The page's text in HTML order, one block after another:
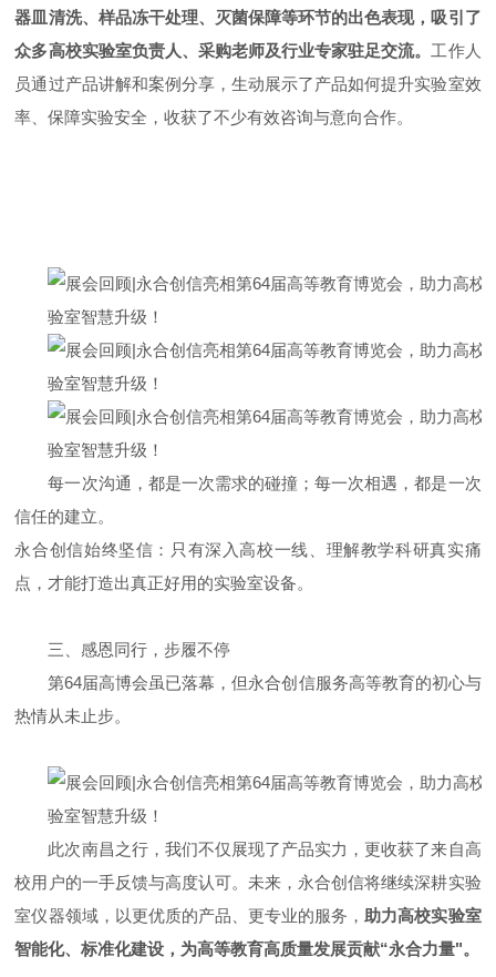
器皿清洗、样品冻干处理、灭菌保障等环节的出色表现，吸引了
众多高校实验室负责人、采购老师及行业专家驻足交流。 工作人
员通过产品讲解和案例分享，生动展示了产品如何提升实验室效
率、保障实验安全，收获了不少有效咨询与意向合作。
每一次沟通，都是一次需求的碰撞；每一次相遇，都是一次
信任的建立。
永合创信始终坚信：只有深入高校一线、理解教学科研真实痛
点，才能打造出真正好用的实验室设备。
三、感恩同行，步履不停
第64届高博会虽已落幕，但永合创信服务高等教育的初心与
热情从未止步。
此次南昌之行，我们不仅展现了产品实力，更收获了来自高
校用户的一手反馈与高度认可。未来，永合创信将继续深耕实验
室仪器领域，以更优质的产品、更专业的服务， 助力高校实验室
智能化、标准化建设，为高等教育高质量发展贡献“永合力量"。